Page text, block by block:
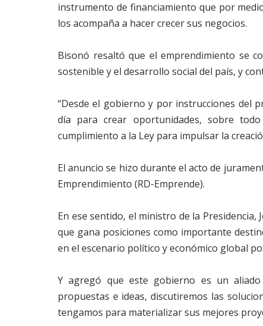
instrumento de financiamiento que por
los acompaña a hacer crecer sus negocios.
Bisonó resaltó que el emprendimiento se
sostenible y el desarrollo social del país, y
“Desde el gobierno y por instrucciones del
día para crear oportunidades, sobre
cumplimiento a la Ley para impulsar la
El anuncio se hizo durante el acto de
Emprendimiento (RD-Emprende).
En ese sentido, el ministro de la Presidencia,
que gana posiciones como importante
en el escenario político y económico global
Y agregó que este gobierno es un aliado
propuestas e ideas, discutiremos las
tengamos para materializar sus mejores